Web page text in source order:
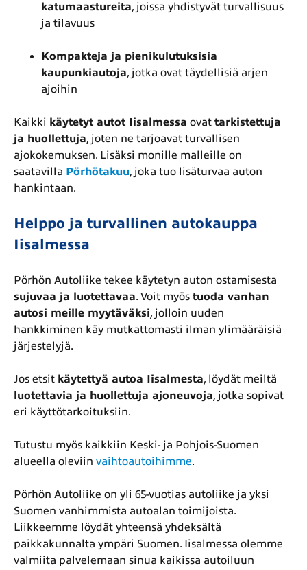
katumaastureita, joissa yhdistyvät turvallisuus
ja tilavuus
Kompakteja ja pienikulutuksisia
kaupunkiautoja, jotka ovat täydellisiä arjen
ajoihin
Kaikki käytetyt autot Iisalmessa ovat tarkistettuja
ja huollettuja, joten ne tarjoavat turvallisen
ajokokemuksen. Lisäksi monille malleille on
saatavilla Pörhötakuu, joka tuo lisäturvaa auton
hankintaan.
Helppo ja turvallinen autokauppa
Iisalmessa
Pörhön Autoliike tekee käytetyn auton ostamisesta
sujuvaa ja luotettavaa. Voit myös tuoda vanhan
autosi meille myytäväksi, jolloin uuden
hankkiminen käy mutkattomasti ilman ylimääräisiä
järjestelyjä.
Jos etsit käytettyä autoa Iisalmesta, löydät meiltä
luotettavia ja huollettuja ajoneuvoja, jotka sopivat
eri käyttötarkoituksiin.
Tutustu myös kaikkiin Keski- ja Pohjois-Suomen
alueella oleviin vaihtoautoihimme.
Pörhön Autoliike on yli 65-vuotias autoliike ja yksi
Suomen vanhimmista autoalan toimijoista.
Liikkeemme löydät yhteensä yhdeksältä
paikkakunnalta ympäri Suomen. Iisalmessa olemme
valmiita palvelemaan sinua kaikissa autoiluun